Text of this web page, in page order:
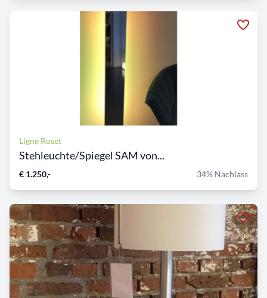
Ligne Roset
Stehleuchte/Spiegel SAM von...
€ 1.250,- 34% Nachlass